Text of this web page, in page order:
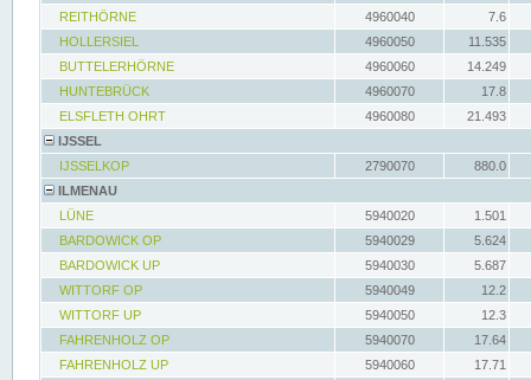
REITHÖRNE
4960040
7.6
HOLLERSIEL
4960050
11.535
BUTTELERHÖRNE
4960060
14.249
HUNTEBRÜCK
4960070
17.8
ELSFLETH OHRT
4960080
21.493
IJSSEL
IJSSELKOP
2790070
880.0
ILMENAU
LÜNE
5940020
1.501
BARDOWICK OP
5940029
5.624
BARDOWICK UP
5940030
5.687
WITTORF OP
5940049
12.2
WITTORF UP
5940050
12.3
FAHRENHOLZ OP
5940070
17.64
FAHRENHOLZ UP
5940060
17.71